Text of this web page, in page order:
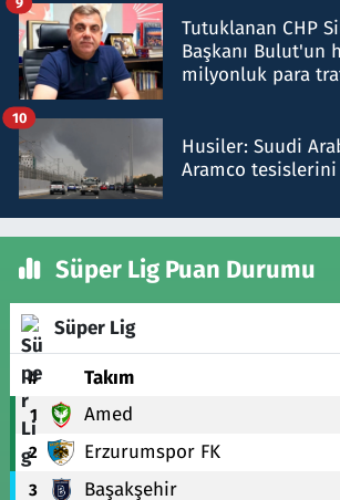
Tutuklanan CHP
Başkanı Bulut'un
milyonluk para
Husiler: Suudi
Aramco tesislerini
10
Süper Lig Puan Durumu
Süper Lig
# Takım
1 Amed
2 Erzurumspor FK
3 Başakşehir